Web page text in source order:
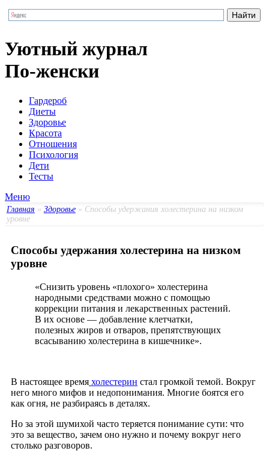
Уютный журнал
По-женски
Гардероб
Диеты
Здоровье
Красота
Отношения
Психология
Дети
Тесты
Меню
Главная » Здоровье» Способы удержания холестерина на низком
уровне
Способы удержания холестерина на низком
уровне
«Снизить уровень «плохого» холестерина
народными средствами можно с помощью
коррекции питания и лекарственных растений.
В их основе — добавление клетчатки,
полезных жиров и отваров, препятствующих
всасыванию холестерина в кишечнике».
В настоящее время холестерин стал громкой темой. Вокруг
него много мифов и недопонимания. Многие боятся его
как огня, не разбираясь в деталях.
Но за этой шумихой часто теряется понимание сути: что
это за вещество, зачем оно нужно и почему вокруг него
столько разговоров.